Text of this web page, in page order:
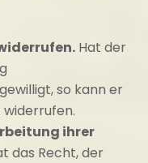
Hat der
so kann er
widerrufen.
ihrer
das Recht, der